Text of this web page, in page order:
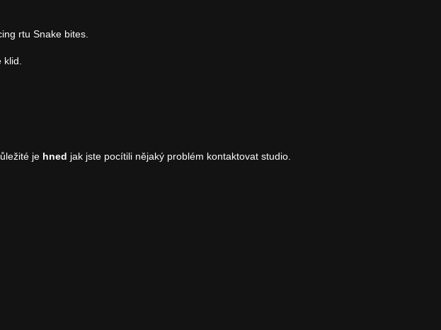
rtu Snake bites.
je hned jak jste pocítili nějaký problém kontaktovat studio.